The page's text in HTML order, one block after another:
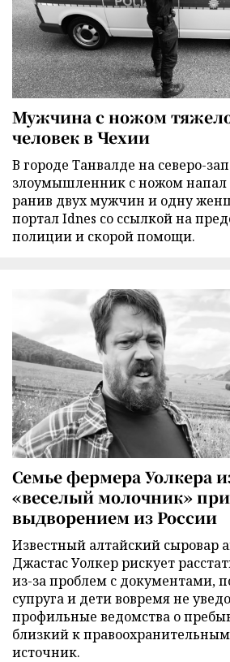
Мужчина с ножом
человек в Чехии
В городе Танвалде на северо-
злоумышленник с ножом напал
ранив двух мужчин и одну
портал Idnes со ссылкой на
полиции и скорой помощи.
Семье фермера Уолкера
«веселый молочник»
выдворением из России
Известный алтайский сыровар
Джастас Уолкер рискует
из-за проблем с документами,
супруга и дети вовремя не
профильные ведомства о
близкий к
источник.